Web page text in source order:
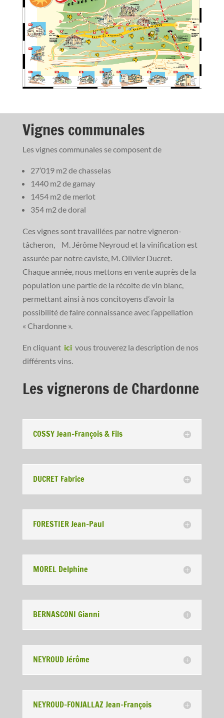
Vignes communales
Les vignes communales se composent de
27’019 m2 de chasselas
1440 m2 de gamay
1454 m2 de merlot
354 m2 de doral
Ces vignes sont travaillées par notre vigneron-
tâcheron, M. Jérôme Neyroud et la vinification est
assurée par notre caviste, M. Olivier Ducret.
Chaque année, nous mettons en vente auprès de la
population une partie de la récolte de vin blanc,
permettant ainsi à nos concitoyens d’avoir la
possibilité de faire connaissance avec l’appellation
« Chardonne ».
En cliquant ici vous trouverez la description de nos
différents vins.
Les vignerons de Chardonne
COSSY Jean-François & Fils
DUCRET Fabrice
FORESTIER Jean-Paul
MOREL Delphine
BERNASCONI Gianni
NEYROUD Jérôme
NEYROUD-FONJALLAZ Jean-François